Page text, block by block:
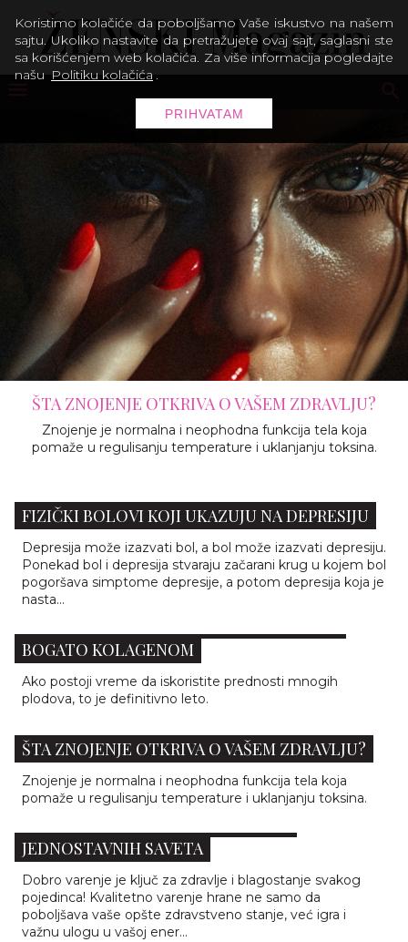
ŠTA ZNOJENJE OTKRIVA O VAŠEM ZDRAVLJU?
Znojenje je normalna i neophodna funkcija tela koja
pomaže u regulisanju temperature i uklanjanju toksina.
FIZIČKI BOLOVI KOJI UKAZUJU NA DEPRESIJU
Depresija može izazvati bol, a bol može izazvati depresiju.
Ponekad bol i depresija stvaraju začarani krug u kojem bol
pogoršava simptome depresije, a potom depresija koja je
nasta...
BOGATO KOLAGENOM
Ako postoji vreme da iskoristite prednosti mnogih
plodova, to je definitivno leto.
ŠTA ZNOJENJE OTKRIVA O VAŠEM ZDRAVLJU?
Znojenje je normalna i neophodna funkcija tela koja
pomaže u regulisanju temperature i uklanjanju toksina.
JEDNOSTAVNIH SAVETA
Dobro varenje je ključ za zdravlje i blagostanje svakog
pojedinca! Kvalitetno varenje hrane ne samo da
poboljšava vaše opšte zdravstveno stanje, već igra i
važnu ulogu u vašoj ener...
Koristimo kolačiće da poboljšamo Vaše iskustvo na našem
sajtu. Ukoliko nastavite da pretražujete ovaj sajt, saglasni ste
sa korišćenjem web kolačića. Za više informacija pogledajte
našu Politiku kolačića .
PRIHVATAM